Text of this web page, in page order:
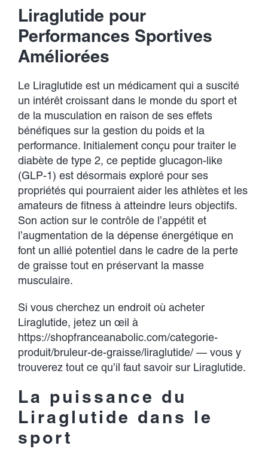
Commercial
Developments
Contact Us
Liraglutide pour
Performances Sportives
Améliorées
Le Liraglutide est un médicament qui a suscité
un intérêt croissant dans le monde du sport et
de la musculation en raison de ses effets
bénéfiques sur la gestion du poids et la
performance. Initialement conçu pour traiter le
diabète de type 2, ce peptide glucagon-like
(GLP-1) est désormais exploré pour ses
propriétés qui pourraient aider les athlètes et les
amateurs de fitness à atteindre leurs objectifs.
Son action sur le contrôle de l’appétit et
l’augmentation de la dépense énergétique en
font un allié potentiel dans le cadre de la perte
de graisse tout en préservant la masse
musculaire.
Si vous cherchez un endroit où acheter
Liraglutide, jetez un œil à
https://shopfranceanabolic.com/categorie-
produit/bruleur-de-graisse/liraglutide/— vous y
trouverez tout ce qu’il faut savoir sur Liraglutide.
La puissance du
Liraglutide dans le
sport